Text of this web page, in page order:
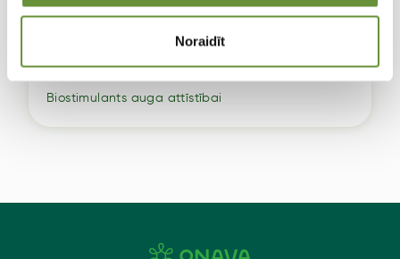
Noraidīt
MK Start 10l
Biostimulants auga attīstībai